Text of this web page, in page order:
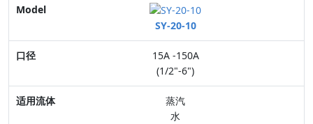
Model
口径
适用流体
最高压力
SY-20-10
15A -150A
(1/2"-6")
蒸汽
水